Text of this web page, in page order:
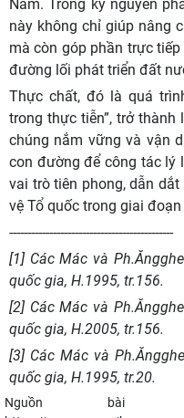
Nam. Trong kỷ nguyên
này không chỉ giúp nâng
mà còn góp phần trực
đường lối phát triển đất
Thực chất, đó là quá
trong thực tiễn”, trở
chúng nắm vững và vận
con đường để công tác lý
vai trò tiên phong, dẫn
vệ Tổ quốc trong giai
---------------------------------------------
[1] Các Mác và
quốc gia, H.1995, tr.156.
[2] Các Mác và
quốc gia, H.2005, tr.156.
[3] Các Mác và
quốc gia, H.1995, tr.20.
Nguồn bài